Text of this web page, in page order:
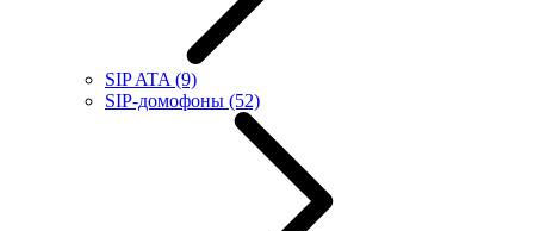
SIP ATA (9)
SIP-домофоны (52)